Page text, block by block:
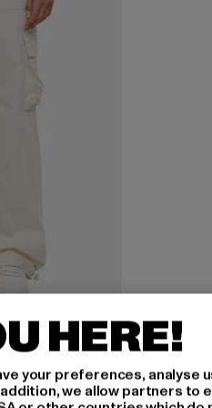
79,99 EUR
HERE!
your preferences, analyse
we allow partners to